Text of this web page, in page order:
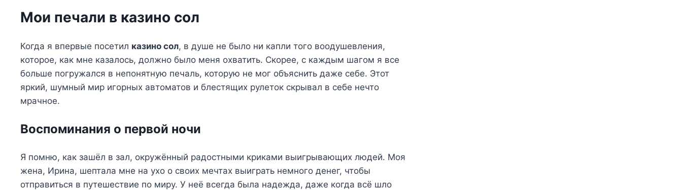
Мои печали в казино сол
Когда я впервые посетил казино сол, в душе не было ни капли того воодушевления,
которое, как мне казалось, должно было меня охватить. Скорее, с каждым шагом я все
больше погружался в непонятную печаль, которую не мог объяснить даже себе. Этот
яркий, шумный мир игорных автоматов и блестящих рулеток скрывал в себе нечто
мрачное.
Воспоминания о первой ночи
Я помню, как зашёл в зал, окружённый радостными криками выигрывающих людей. Моя
жена, Ирина, шептала мне на ухо о своих мечтах выиграть немного денег, чтобы
отправиться в путешествие по миру. У неё всегда была надежда, даже когда всё шло